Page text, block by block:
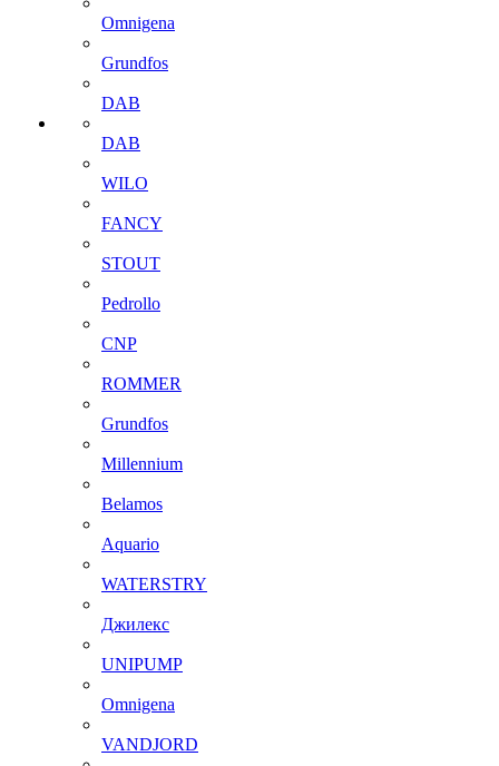
Omnigena
Grundfos
DAB
DAB
WILO
FANCY
STOUT
Pedrollo
CNP
ROMMER
Grundfos
Millennium
Belamos
Aquario
WATERSTRY
Джилекс
UNIPUMP
Omnigena
VANDJORD